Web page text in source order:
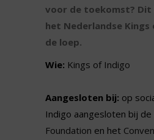
voor de toekomst? Dit
het Nederlandse
de loep.
Wie: Kings of Indigo
Aangesloten bij: op
Indigo aangesloten bij de
Foundation en het